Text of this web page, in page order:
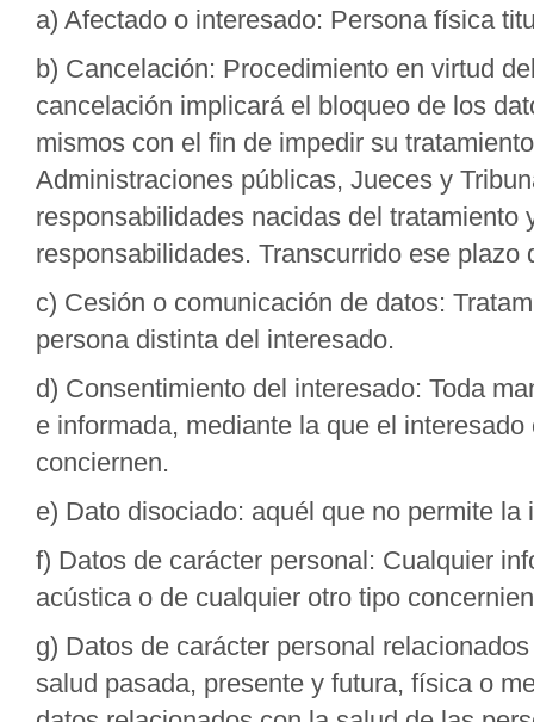
a) Afectado o interesado: Persona física
b) Cancelación: Procedimiento en virtud
cancelación implicará el bloqueo de los
mismos con el fin de impedir su
Administraciones públicas, Jueces y
responsabilidades nacidas del
responsabilidades. Transcurrido ese
c) Cesión o comunicación de datos:
persona distinta del interesado.
d) Consentimiento del interesado: Toda
e informada, mediante la que el
conciernen.
e) Dato disociado: aquél que no permite
f) Datos de carácter personal: Cualquier
acústica o de cualquier otro tipo
g) Datos de carácter personal
salud pasada, presente y futura, física o